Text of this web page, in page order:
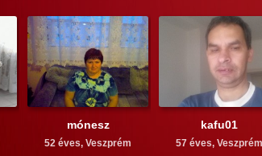
mónesz
52 éves, Veszprém
kafu01
57 éves, Veszprém